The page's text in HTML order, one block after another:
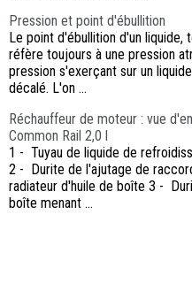
Pression et point d'ébullition
Le point d'ébullition d'un liquide,
réfère toujours à une pression
pression s'exerçant sur un
décalé. L'on ...
Réchauffeur de moteur : vue
Common Rail 2,0 l
1 - Tuyau de liquide de
2 - Durite de l'ajutage de
radiateur d'huile de boîte 3 -
boîte menant ...